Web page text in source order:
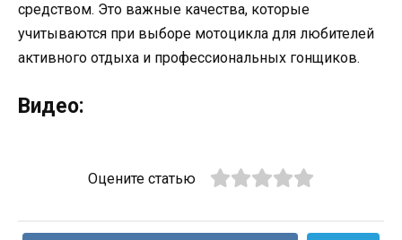
средством. Это важные качества, которые
учитываются при выборе мотоцикла для любителей
активного отдыха и профессиональных гонщиков.
Видео:
Оцените статью